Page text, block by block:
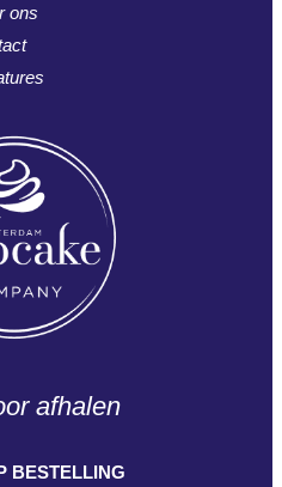
ons
afhalen
BESTELLING